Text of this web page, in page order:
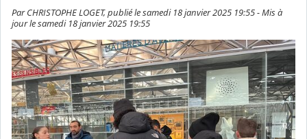
Par CHRISTOPHE LOGET, publié le samedi 18 janvier 2025 19:55 - Mis à
jour le samedi 18 janvier 2025 19:55